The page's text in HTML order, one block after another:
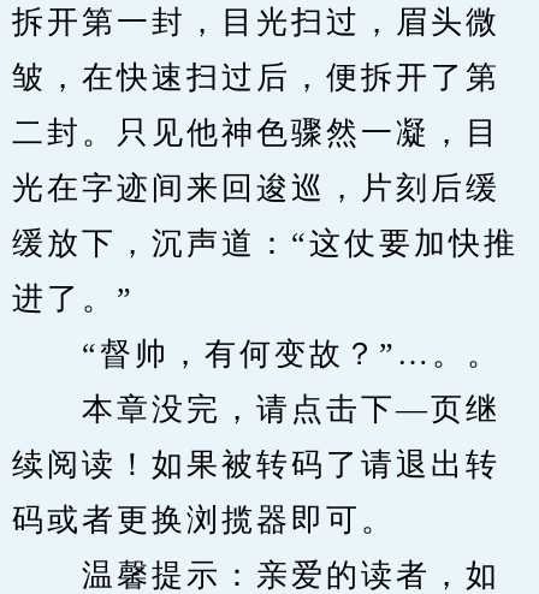
拆开第一封，目光扫过，眉头微
皱，在快速扫过后，便拆开了第
二封。只见他神色骤然一凝，目
光在字迹间来回逡巡，片刻后缓
缓放下，沉声道：“这仗要加快推
进了。”
“督帅，有何变故？”…。。
本章没完，请点击下—页继
续阅读！如果被转码了请退出转
码或者更换浏揽器即可。
温馨提示：亲爱的读者，如